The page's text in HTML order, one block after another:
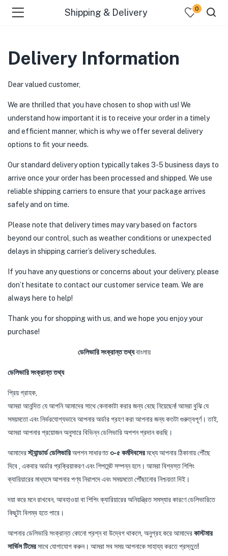
Shipping & Delivery 0
Delivery Information
Dear valued customer,
We are thrilled that you have chosen to shop with us! We
understand how important it is to receive your order in a timely
and efficient manner, which is why we offer several delivery
options to fit your needs.
Our standard delivery option typically takes 3-5 business days to
arrive once your order has been processed and shipped. We use
reliable shipping carriers to ensure that your package arrives
safely and on time.
Please note that delivery times may vary based on factors
beyond our control, such as weather conditions or unexpected
delays in shipping carrier’s delivery schedules.
If you have any questions or concerns about your delivery, please
don’t hesitate to contact our customer service team. We are
always here to help!
Thank you for shopping with us, and we hope you enjoy your
purchase!
ডেলিভারি সংক্রান্ত তথ্যবাংলায়
ডেলিভারি সংক্রান্ত তথ্য
প্রিয় গ্রাহক,
আমরা আনন্দিত যে আপনি আমাদের সাথে কেনাকাটা করার জন্য বেছে নিয়েছেন! আমরা বুঝি যে
সময়মতো এবং নির্ভরযোগ্যভাবে আপনার অর্ডার গ্রহণ করা আপনার জন্য কতটা গুরুত্বপূর্ণ। তাই,
আমরা আপনার প্রয়োজন অনুসারে বিভিন্ন ডেলিভারি অপশন প্রদান করছি।
আমাদেরস্ট্যান্ডার্ড ডেলিভারিঅপশন সাধারণত৩-৫ কর্মদিবসেরমধ্যে আপনার ঠিকানায় পৌঁছে
দিবে , একবার অর্ডার প্রক্রিয়াকরণ এবং শিপমেন্ট সম্পন্ন হলে। আমরা বিশ্বস্ত শিপিং
ক্যারিয়ারের মাধ্যমে আপনার পণ্য নিরাপদে এবং সময়মতো পৌঁছানোর নিশ্চয়তা দিই।
দয়া করে মনে রাখবেন, আবহাওয়া বা শিপিং ক্যারিয়ারের অনিয়ন্ত্রিত সমস্যার কারণে ডেলিভারিতে
কিছুটা বিলম্ব হতে পারে।
আপনার ডেলিভারি সংক্রান্ত কোনো প্রশ্ন বা উদ্বেগ থাকলে, অনুগ্রহ করে আমাদেরকাস্টমার
সার্ভিস টিমেরসাথে যোগাযোগ করুন। আমরা সব সময় আপনাকে সাহায্য করতে প্রস্তুত!